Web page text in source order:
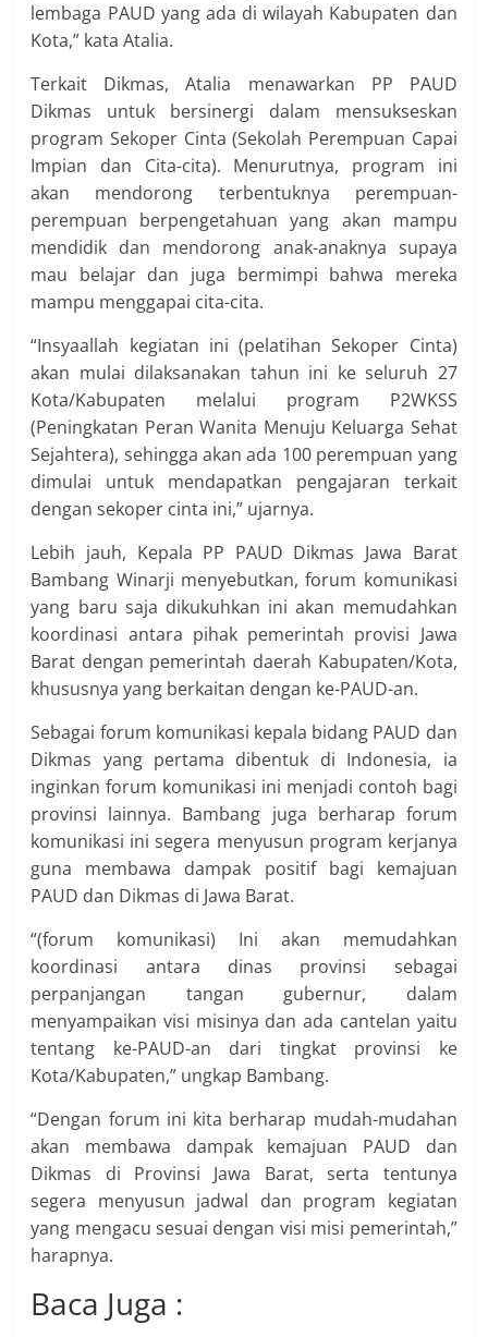
lembaga PAUD yang ada di wilayah Kabupaten dan
Kota,” kata Atalia.
Terkait Dikmas, Atalia menawarkan PP PAUD
Dikmas untuk bersinergi dalam mensukseskan
program Sekoper Cinta (Sekolah Perempuan Capai
Impian dan Cita-cita). Menurutnya, program ini
akan mendorong terbentuknya perempuan-
perempuan berpengetahuan yang akan mampu
mendidik dan mendorong anak-anaknya supaya
mau belajar dan juga bermimpi bahwa mereka
mampu menggapai cita-cita.
“Insyaallah kegiatan ini (pelatihan Sekoper Cinta)
akan mulai dilaksanakan tahun ini ke seluruh 27
Kota/Kabupaten melalui program P2WKSS
(Peningkatan Peran Wanita Menuju Keluarga Sehat
Sejahtera), sehingga akan ada 100 perempuan yang
dimulai untuk mendapatkan pengajaran terkait
dengan sekoper cinta ini,” ujarnya.
Lebih jauh, Kepala PP PAUD Dikmas Jawa Barat
Bambang Winarji menyebutkan, forum komunikasi
yang baru saja dikukuhkan ini akan memudahkan
koordinasi antara pihak pemerintah provisi Jawa
Barat dengan pemerintah daerah Kabupaten/Kota,
khususnya yang berkaitan dengan ke-PAUD-an.
Sebagai forum komunikasi kepala bidang PAUD dan
Dikmas yang pertama dibentuk di Indonesia, ia
inginkan forum komunikasi ini menjadi contoh bagi
provinsi lainnya. Bambang juga berharap forum
komunikasi ini segera menyusun program kerjanya
guna membawa dampak positif bagi kemajuan
PAUD dan Dikmas di Jawa Barat.
“(forum komunikasi) Ini akan memudahkan
koordinasi antara dinas provinsi sebagai
perpanjangan tangan gubernur, dalam
menyampaikan visi misinya dan ada cantelan yaitu
tentang ke-PAUD-an dari tingkat provinsi ke
Kota/Kabupaten,” ungkap Bambang.
“Dengan forum ini kita berharap mudah-mudahan
akan membawa dampak kemajuan PAUD dan
Dikmas di Provinsi Jawa Barat, serta tentunya
segera menyusun jadwal dan program kegiatan
yang mengacu sesuai dengan visi misi pemerintah,”
harapnya.
Baca Juga :